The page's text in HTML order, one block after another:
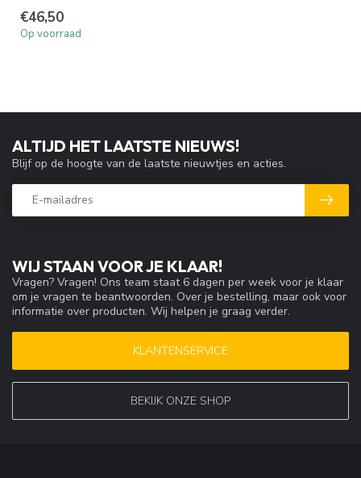
€46,50
Op voorraad
WIJ STAAN VOOR JE KLAAR!
Vragen? Vragen! Ons team staat 6 dagen per week voor je klaar
om je vragen te beantwoorden. Over je bestelling, maar ook voor
informatie over producten. Wij helpen je graag verder.
KLANTENSERVICE
BEKIJK ONZE SHOP
ALTIJD HET LAATSTE NIEUWS!
Blijf op de hoogte van de laatste nieuwtjes en acties.